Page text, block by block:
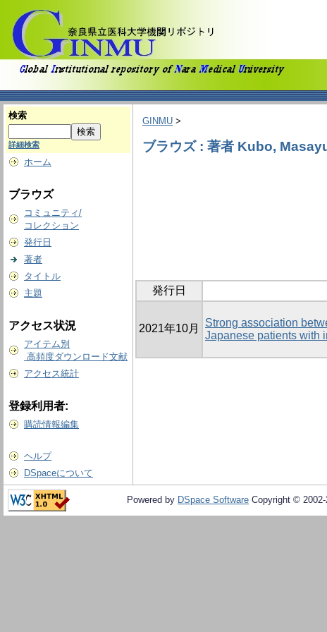
検索
詳細検索
ホーム
ブラウズ
コミュニティ/
コレクション
発行日
著者
タイトル
主題
アクセス状況
アイテム別
高頻度ダウンロード文献
アクセス統計
登録利用者:
購読情報編集
ヘルプ
DSpaceについて
GINMU >
ブラウズ : 著者 Kubo,
発行日
2021年10月
Strong association
Japanese patients with
Powered by DSpace Software Copyright © 2002-